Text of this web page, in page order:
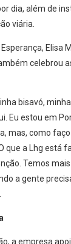
dia, além de
viária.
, Elisa
celebrou
bisavó,
Eu estou em
mas, como
que a
Lhg está
Temos
a gente
a empresa